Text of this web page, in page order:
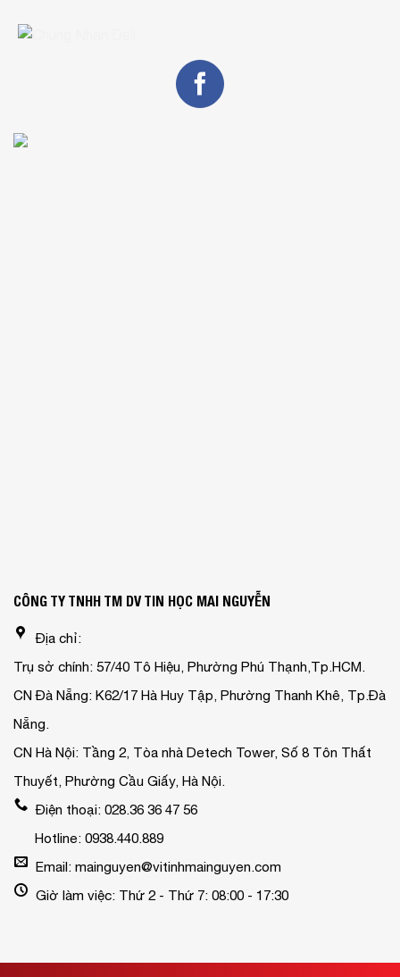
CÔNG TY TNHH TM DV TIN HỌC MAI NGUYỄN
Địa chỉ:
Trụ sở chính: 57/40 Tô Hiệu, Phường Phú Thạnh,Tp.HCM.
CN Đà Nẵng: K62/17 Hà Huy Tập, Phường Thanh Khê, Tp.Đà
Nẵng.
CN Hà Nội: Tầng 2, Tòa nhà Detech Tower, Số 8 Tôn Thất
Thuyết, Phường Cầu Giấy, Hà Nội.
Điện thoại: 028.36 36 47 56
Hotline: 0938.440.889
Email: mainguyen@vitinhmainguyen.com
Giờ làm việc: Thứ 2 - Thứ 7: 08:00 - 17:30